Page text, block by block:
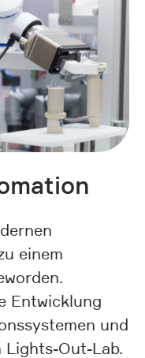
einem
Entwicklung
und
Lights-Out-Lab.